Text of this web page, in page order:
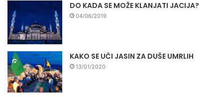
DO KADA SE MOŽE KLANJATI JACIJA?
04/06/2019
KAKO SE UČI JASIN ZA DUŠE UMRLIH
13/01/2020